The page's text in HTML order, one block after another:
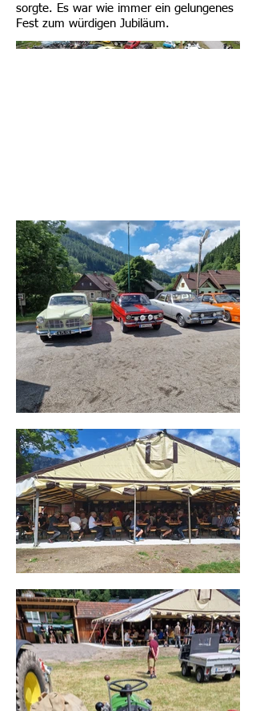
sorgte. Es war wie immer ein gelungenes
Fest zum würdigen Jubiläum.